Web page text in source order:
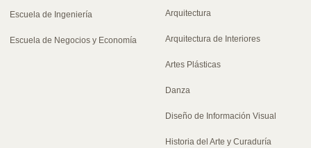
Escuela de Ingeniería
Escuela de Negocios y Economía
Arquitectura
Arquitectura de Interiores
Artes Plásticas
Danza
Diseño de Información Visual
Historia del Arte y Curaduría